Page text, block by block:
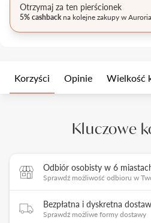
Otrzymaj za ten pierścionek
5% cashbackna kolejne zakupy w Auroria
Korzyści Opinie Wielkość
Kluczowe
Odbiór osobisty w 6
Sprawdź możliwość odbioru w
Bezpłatna i dyskretna
Sprawdź możliwe formy dostawy